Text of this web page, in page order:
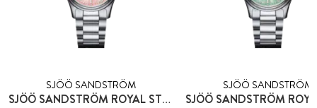
SJÖÖ SANDSTRÖM
SJÖÖ SANDSTRÖM ROYAL STEEL CLASSIC
SJÖÖ SANDSTRÖM